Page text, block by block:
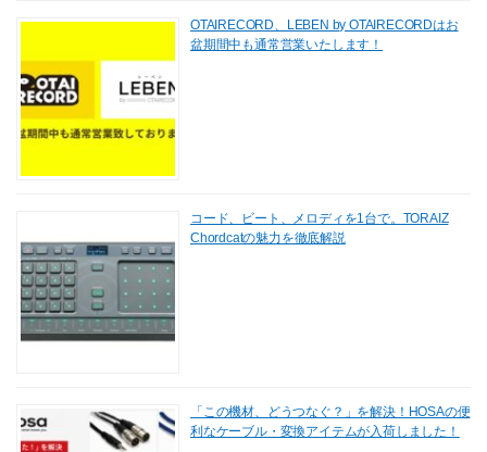
OTAIRECORD、LEBEN by OTAIRECORDはお
盆期間中も通常営業いたします！
コード、ビート、メロディを1台で。TORAIZ
Chordcatの魅力を徹底解説
「この機材、どうつなぐ？」を解決！HOSAの便
利なケーブル・変換アイテムが入荷しました！